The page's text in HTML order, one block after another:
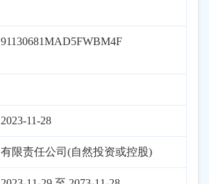
91130681MAD5FWBM4F
2023-11-28
有限责任公司(自然投资或控股)